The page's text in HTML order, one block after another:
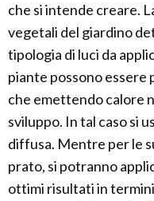
che si intende creare.
vegetali del giardino
tipologia di luci da
piante possono essere
che emettendo calore
sviluppo. In tal caso si
diffusa. Mentre per le
prato, si potranno
ottimi risultati in